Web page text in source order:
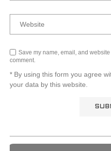
Save my name, email, and website
comment.
* By using this form you agree
your data by this website.